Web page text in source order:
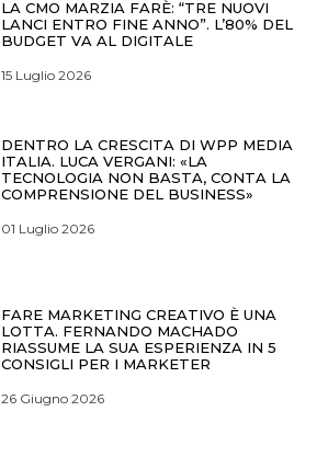
LA CMO MARZIA FARÈ: “TRE NUOVI
LANCI ENTRO FINE ANNO”. L’80% DEL
BUDGET VA AL DIGITALE
15 Luglio 2026
DENTRO LA CRESCITA DI WPP MEDIA
ITALIA. LUCA VERGANI: «LA
TECNOLOGIA NON BASTA, CONTA LA
COMPRENSIONE DEL BUSINESS»
01 Luglio 2026
FARE MARKETING CREATIVO È UNA
LOTTA. FERNANDO MACHADO
RIASSUME LA SUA ESPERIENZA IN 5
CONSIGLI PER I MARKETER
26 Giugno 2026